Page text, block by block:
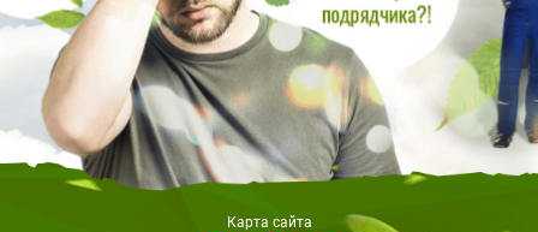
Карта сайта